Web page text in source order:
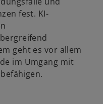
fest. KI-
geht es vor allem
im Umgang mit